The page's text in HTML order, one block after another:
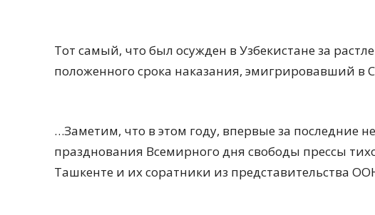
Тот самый, что был осужден в Узбекистане за
положенного срока наказания, эмигрировавший в
…Заметим, что в этом году, впервые за последние
празднования Всемирного дня свободы прессы
Ташкенте и их соратники из представительства